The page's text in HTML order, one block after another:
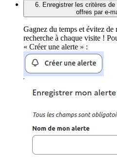
6. Enregistrer les critères
offres par e-
Gagnez du temps et évitez de
recherche à chaque visite !
« Créer une alerte » :